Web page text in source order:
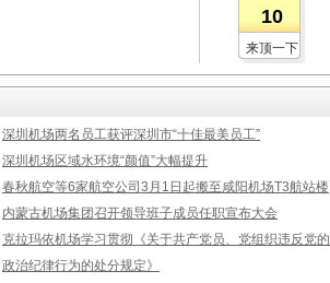
10
来顶一下
深圳机场两名员工获评深圳市“十佳最美员工”
深圳机场区域水环境“颜值”大幅提升
春秋航空等6家航空公司3月1日起搬至咸阳机场T3航站楼
内蒙古机场集团召开领导班子成员任职宣布大会
克拉玛依机场学习贯彻《关于共产党员、党组织违反党的
政治纪律行为的处分规定》